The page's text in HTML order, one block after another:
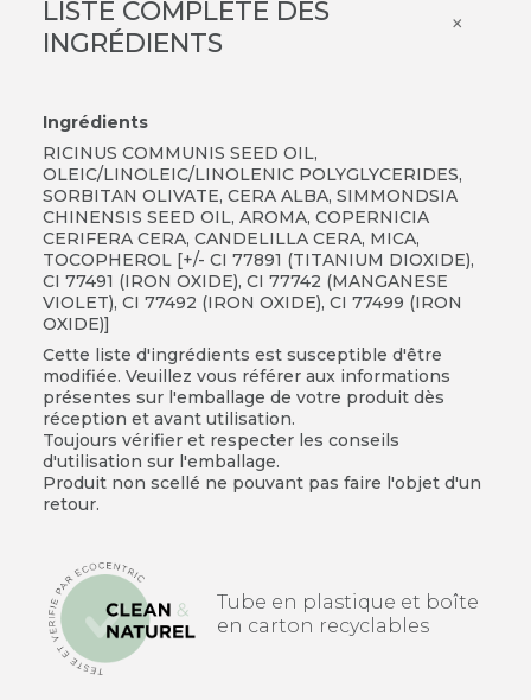
LISTE COMPLÈTE DES
INGRÉDIENTS
×
Ingrédients
RICINUS COMMUNIS SEED OIL,
OLEIC/LINOLEIC/LINOLENIC POLYGLYCERIDES,
SORBITAN OLIVATE, CERA ALBA, SIMMONDSIA
CHINENSIS SEED OIL, AROMA, COPERNICIA
CERIFERA CERA, CANDELILLA CERA, MICA,
TOCOPHEROL [+/- CI 77891 (TITANIUM DIOXIDE),
CI 77491 (IRON OXIDE), CI 77742 (MANGANESE
VIOLET), CI 77492 (IRON OXIDE), CI 77499 (IRON
OXIDE)]
Cette liste d'ingrédients est susceptible d'être
modifiée. Veuillez vous référer aux informations
présentes sur l'emballage de votre produit dès
réception et avant utilisation.
Toujours vérifier et respecter les conseils
d'utilisation sur l'emballage.
Produit non scellé ne pouvant pas faire l'objet d'un
retour.
Tube en plastique et boîte
en carton recyclables